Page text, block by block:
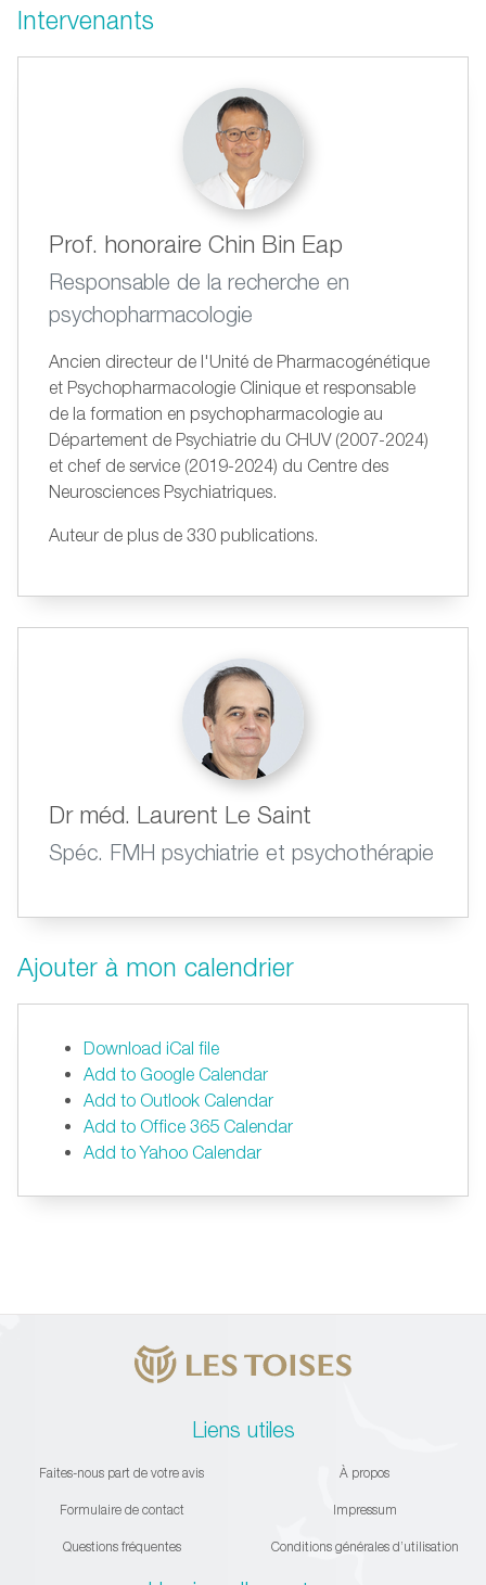
Intervenants
Prof. honoraire Chin Bin Eap
Responsable de la recherche en
psychopharmacologie
Ancien directeur de l'Unité de Pharmacogénétique
et Psychopharmacologie Clinique et responsable
de la formation en psychopharmacologie au
Département de Psychiatrie du CHUV (2007-2024)
et chef de service (2019-2024) du Centre des
Neurosciences Psychiatriques.
Auteur de plus de 330 publications.
Dr méd. Laurent Le Saint
Spéc. FMH psychiatrie et psychothérapie
Ajouter à mon calendrier
Download iCal file
Add to Google Calendar
Add to Outlook Calendar
Add to Office 365 Calendar
Add to Yahoo Calendar
Liens utiles
Faites-nous part de votre avis
Formulaire de contact
Questions fréquentes
À propos
Impressum
Conditions générales d’utilisation